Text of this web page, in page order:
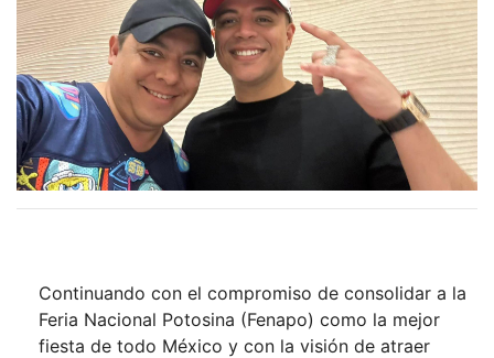
Continuando con el compromiso de consolidar a la
Feria Nacional Potosina (Fenapo) como la mejor
fiesta de todo México y con la visión de atraer